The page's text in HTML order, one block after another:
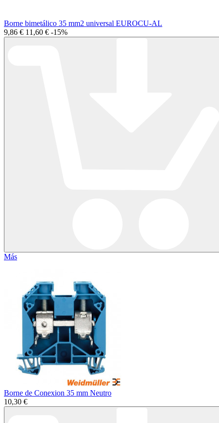
Borne bimetálico 35 mm2 universal EUROCU-AL
9,86 € 11,60 € -15%
Más
Borne de Conexion 35 mm Neutro
10,30 €